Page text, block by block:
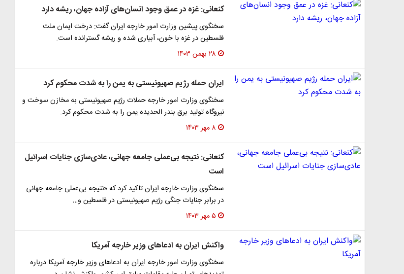
کنعانی: غزه در عمق وجود انسان‌های آزاده جهان، ریشه دارد
سخنگوی پیشین وزارت امور خارجه ایران گفت: درخت ایمان ملت
۲۸ بهمن ۱۴۰۳
ایران حمله رژیم صهیونیستی به یمن را به شدت محکوم کرد
سخنگوی وزارت امور خارجه حملات رژیم صهیونیستی به مخازن سوخت و
نیروگاه تولید برق بندر الحدیده یمن را به شدت محکوم کرد.
۸ مهر ۱۴۰۳
کنعانی: نتیجه بی‌عملی جامعه جهانی، عادی‌سازی جنایات اسرائیل
است
سخنگوی وزارت خارجه ایران تاکید کرد که «نتیجه بی‌عملی جامعه جهانی
در برابر جنایات جنگی رژیم صهیونیستی در ‎فلسطین و…
۵ مهر ۱۴۰۳
واکنش ایران به ادعاهای وزیر خارجه آمریکا
سخنگوی وزارت امور خارجه ایران به ادعاهای وزیر خارجه آمریکا درباره